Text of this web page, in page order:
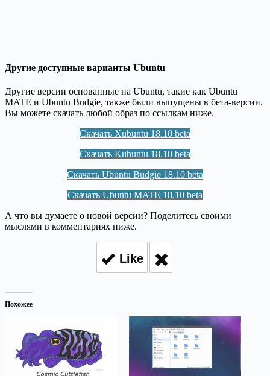
Другие доступные варианты Ubuntu
Другие версии основанные на Ubuntu, такие как Ubuntu
MATE и Ubuntu Budgie, также были выпущены в бета-версии.
Вы можете скачать любой образ по ссылкам ниже.
Скачать Xubuntu 18.10 beta
Скачать Kubuntu 18.10 beta
Скачать Ubuntu Budgie 18.10 beta
Скачать Ubuntu MATE 18.10 beta
А что вы думаете о новой версии? Поделитесь своими
мыслями в комментариях ниже.
Like
Похожее